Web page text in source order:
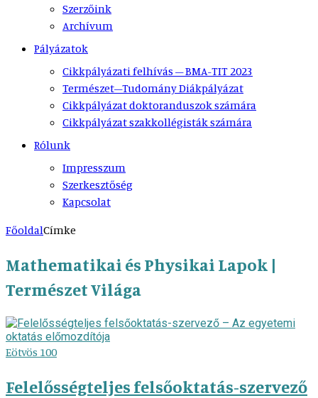
Szerzőink
Archívum
Pályázatok
Cikkpályázati felhívás – BMA-TIT 2023
Természet–Tudomány Diákpályázat
Cikkpályázat doktoranduszok számára
Cikkpályázat szakkollégisták számára
Rólunk
Impresszum
Szerkesztőség
Kapcsolat
FőoldalCímke
Mathematikai és Physikai Lapok |
Természet Világa
Eötvös 100
Felelősségteljes felsőoktatás-szervező